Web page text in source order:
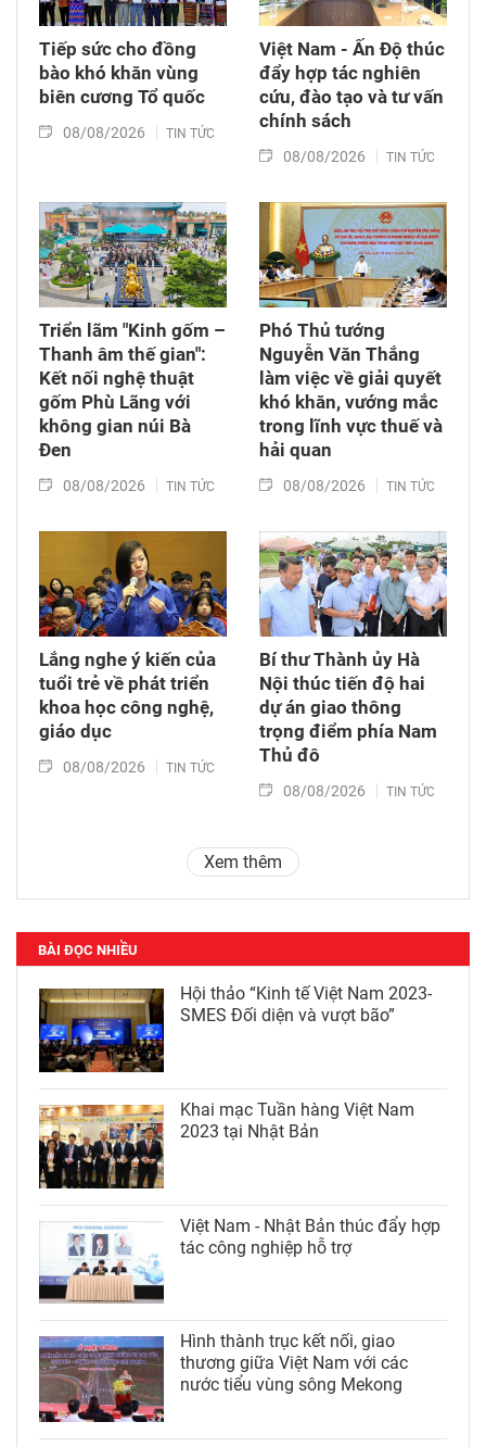
Tiếp sức cho đồng
bào khó khăn vùng
biên cương Tổ quốc
08/08/2026 TIN TỨC
Việt Nam - Ấn Độ thúc
đẩy hợp tác nghiên
cứu, đào tạo và tư vấn
chính sách
08/08/2026 TIN TỨC
Triển lãm "Kinh gốm –
Thanh âm thế gian":
Kết nối nghệ thuật
gốm Phù Lãng với
không gian núi Bà
Đen
08/08/2026 TIN TỨC
Phó Thủ tướng
Nguyễn Văn Thắng
làm việc về giải quyết
khó khăn, vướng mắc
trong lĩnh vực thuế và
hải quan
08/08/2026 TIN TỨC
Lắng nghe ý kiến của
tuổi trẻ về phát triển
khoa học công nghệ,
giáo dục
08/08/2026 TIN TỨC
Bí thư Thành ủy Hà
Nội thúc tiến độ hai
dự án giao thông
trọng điểm phía Nam
Thủ đô
08/08/2026 TIN TỨC
Xem thêm
BÀI ĐỌC NHIỀU
Hội thảo “Kinh tế Việt Nam 2023-
SMES Đối diện và vượt bão”
Khai mạc Tuần hàng Việt Nam
2023 tại Nhật Bản
Việt Nam - Nhật Bản thúc đẩy hợp
tác công nghiệp hỗ trợ
Hình thành trục kết nối, giao
thương giữa Việt Nam với các
nước tiểu vùng sông Mekong